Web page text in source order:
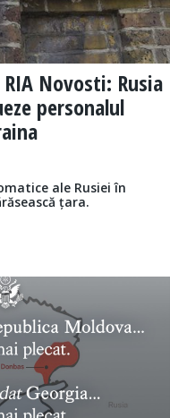
RIA Novosti: Rusia
personalul
ale Rusiei în
țara.